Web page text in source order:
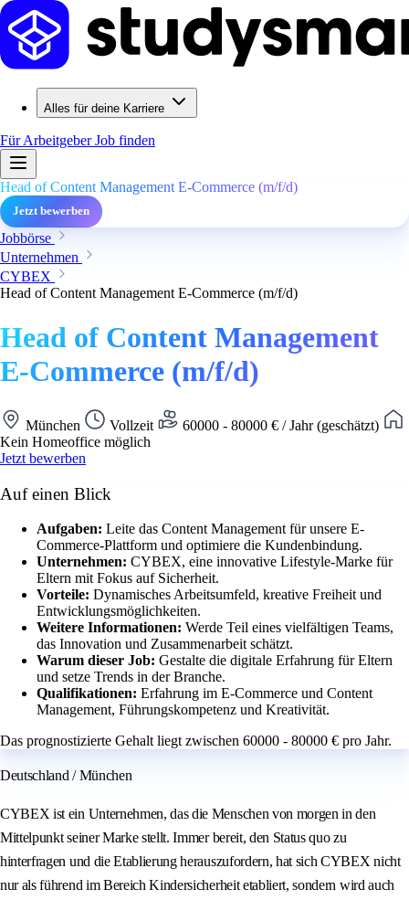
Alles für deine Karriere
Für ArbeitgeberJob finden
Head of Content Management E-Commerce (m/f/d)
Jetzt bewerben
Jobbörse
Unternehmen
CYBEX
Head of Content Management E-Commerce (m/f/d)
Head of Content Management
E-Commerce (m/f/d)
München Vollzeit
60000 - 80000 € / Jahr (geschätzt)
Kein Homeoffice möglich
Jetzt bewerben
Auf einen Blick
Aufgaben: Leite das Content Management für unsere E-
Commerce-Plattform und optimiere die Kundenbindung.
Unternehmen: CYBEX, eine innovative Lifestyle-Marke für
Eltern mit Fokus auf Sicherheit.
Vorteile: Dynamisches Arbeitsumfeld, kreative Freiheit und
Entwicklungsmöglichkeiten.
Weitere Informationen: Werde Teil eines vielfältigen Teams,
das Innovation und Zusammenarbeit schätzt.
Warum dieser Job: Gestalte die digitale Erfahrung für Eltern
und setze Trends in der Branche.
Qualifikationen: Erfahrung im E-Commerce und Content
Management, Führungskompetenz und Kreativität.
Das prognostizierte Gehalt liegt zwischen 60000 - 80000 € pro Jahr.
Deutschland / München
CYBEX ist ein Unternehmen, das die Menschen von morgen in den
Mittelpunkt seiner Marke stellt. Immer bereit, den Status quo zu
hinterfragen und die Etablierung herauszufordern, hat sich CYBEX nicht
nur als führend im Bereich Kindersicherheit etabliert, sondern wird auch